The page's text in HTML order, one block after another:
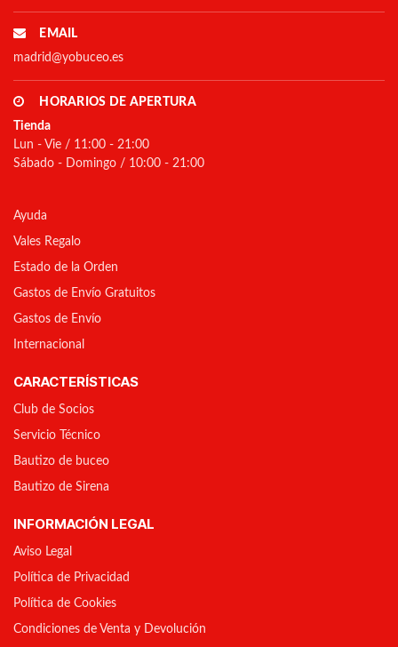
EMAIL
madrid@yobuceo.es
HORARIOS DE APERTURA
Tienda
Lun - Vie / 11:00 - 21:00
Sábado - Domingo / 10:00 - 21:00
Ayuda
Vales Regalo
Estado de la Orden
Gastos de Envío Gratuitos
Gastos de Envío
Internacional
CARACTERÍSTICAS
Club de Socios
Servicio Técnico
Bautizo de buceo
Bautizo de Sirena
INFORMACIÓN LEGAL
Aviso Legal
Política de Privacidad
Política de Cookies
Condiciones de Venta y Devolución